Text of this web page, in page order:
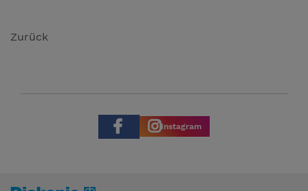
Zurück
Instagram